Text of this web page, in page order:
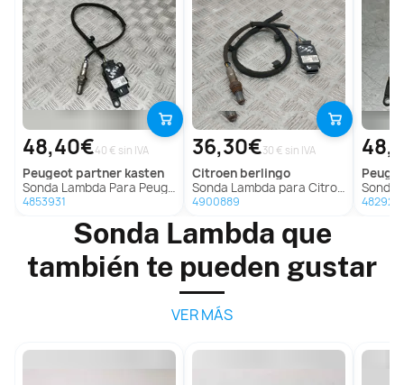
48,40€40 € sin IVA
peugeot partner kasten
Sonda Lambda Para Peugeot Partner Kasten
4853931
36,30€30 € sin IVA
citroen berlingo
Sonda Lambda para Citroën Berlingo
4900889
Sonda
Sonda Lambda que
también te pueden gustar
VER MÁS